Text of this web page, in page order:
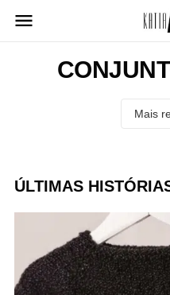
para
ÚLTIMAS